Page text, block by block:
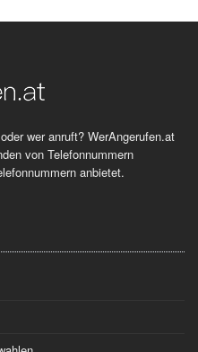
wer anruft? WerAngerufen.at
von Telefonnummern
anbietet.